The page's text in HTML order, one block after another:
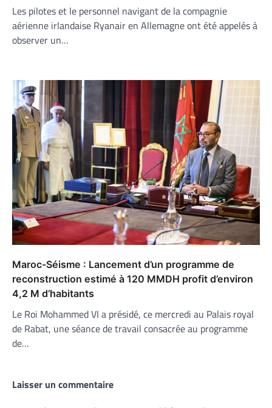
Les pilotes et le personnel navigant de la compagnie
aérienne irlandaise Ryanair en Allemagne ont été appelés à
observer un…
Maroc-Séisme : Lancement d’un programme de
reconstruction estimé à 120 MMDH profit d’environ
4,2 M d’habitants
Le Roi Mohammed VI a présidé, ce mercredi au Palais royal
de Rabat, une séance de travail consacrée au programme
de…
Laisser un commentaire